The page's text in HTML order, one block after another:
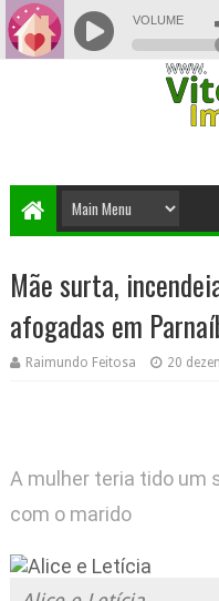
Mãe surta,
afogadas em
Raimundo Feitosa 20
A mulher teria tido
com o marido